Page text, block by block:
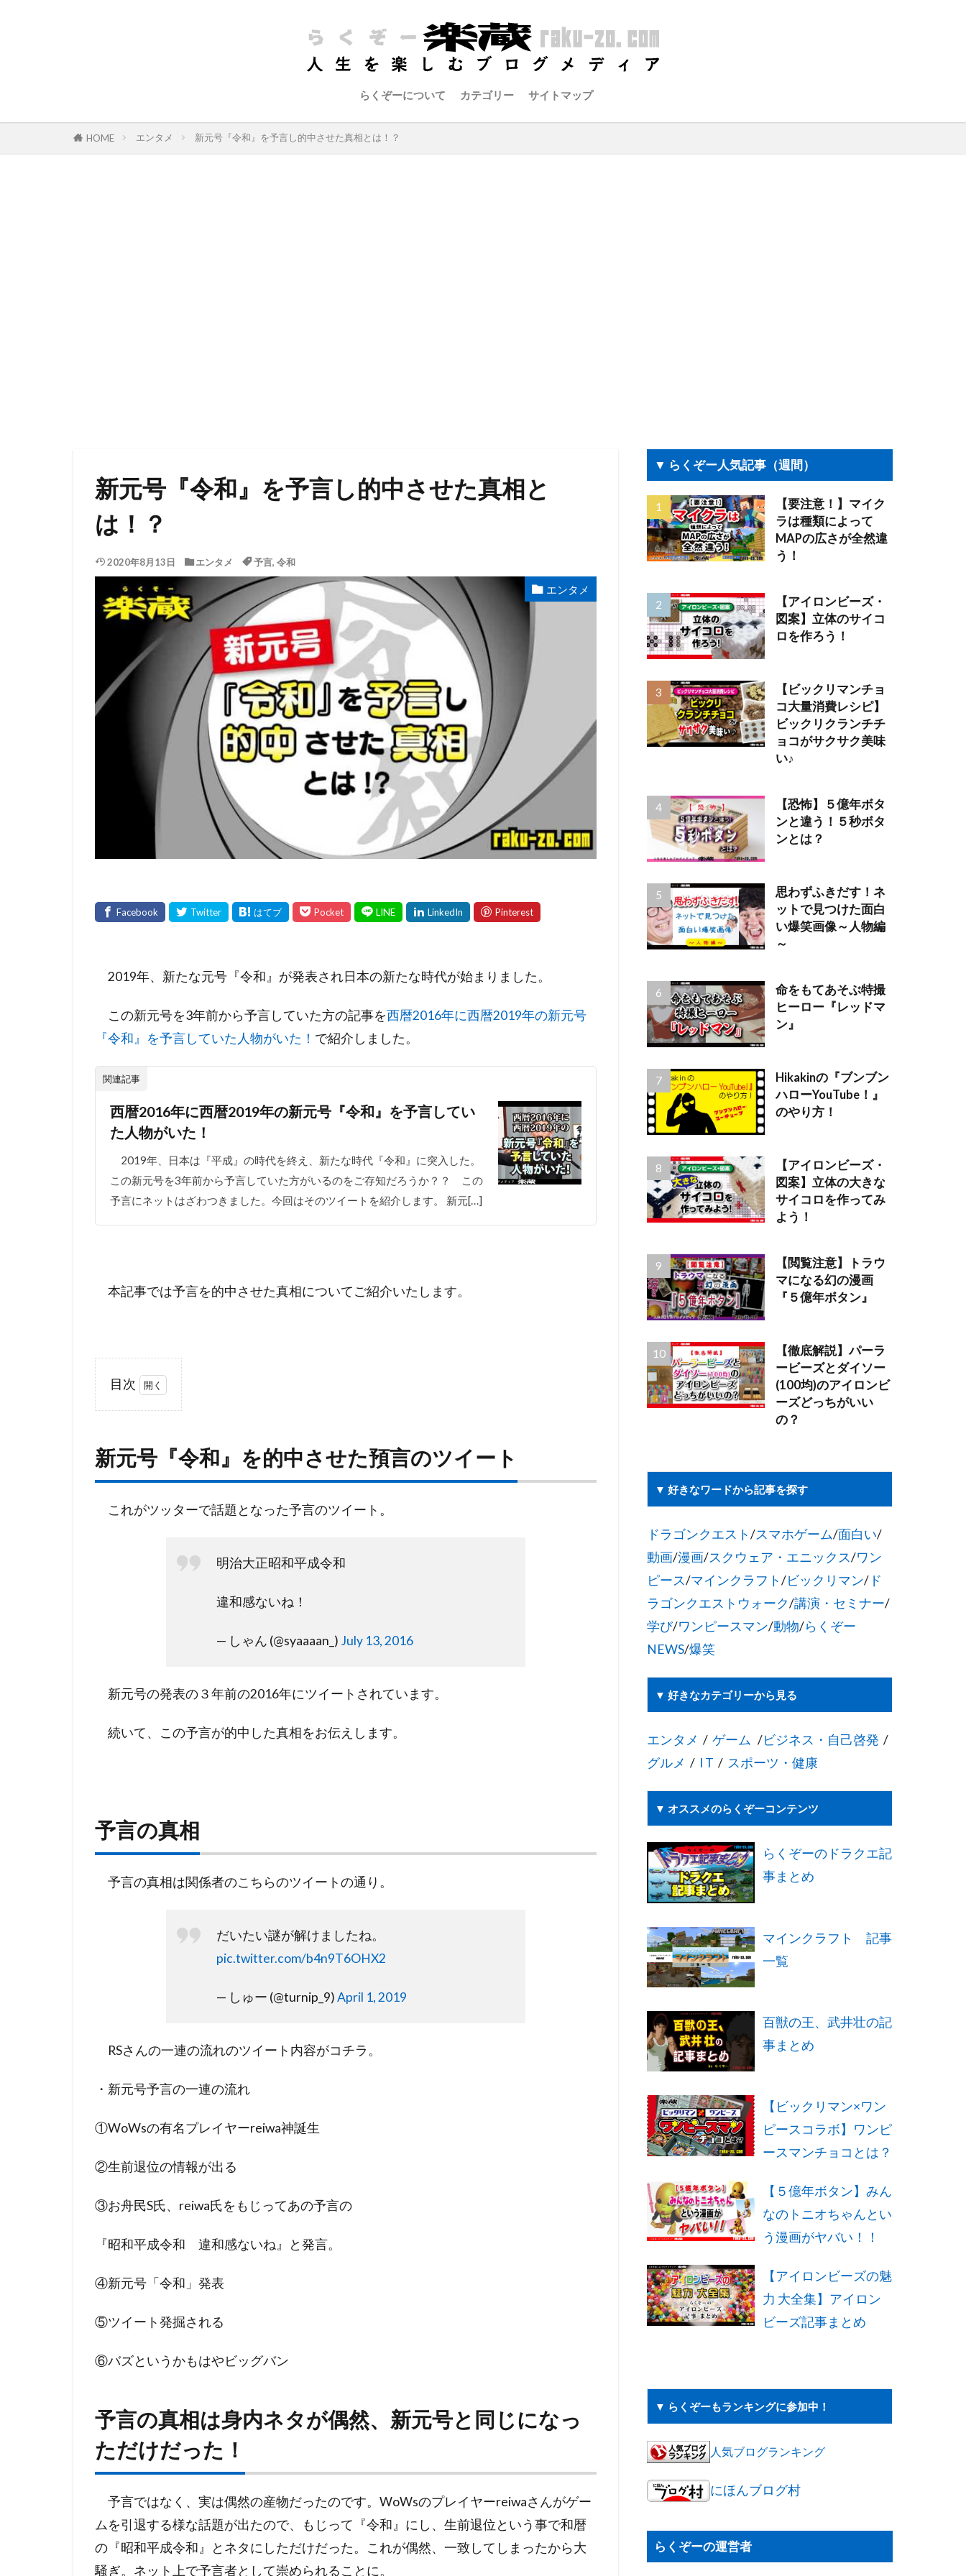
らくぞーについて カテゴリー サイトマップ
HOME エンタメ 新元号『令和』を予言し的中させた真相とは！？
新元号『令和』を予言し的中させた真相と
は！？
2020年8月13日 エンタメ 予言, 令和
エンタメ
2019年、新たな元号『令和』が発表され日本の新たな時代が始まりました。
この新元号を3年前から予言していた方の記事を西暦2016年に西暦2019年の新元号
『令和』を予言していた人物がいた！ で紹介しました。
関連記事
西暦2016年に西暦2019年の新元号『令和』を予言してい
た人物がいた！
2019年、日本は『平成』の時代を終え、新たな時代『令和』に突入した。
この新元号を3年前から予言していた方がいるのをご存知だろうか？？ この
予言にネットはざわつきました。今回はそのツイートを紹介します。 新元[…]
本記事では予言を的中させた真相についてご紹介いたします。
目次
『令
中さ
相
3
が偶
号と
新元号『令和』を的中させた預言のツイート
これがツッターで話題となった予言のツイート。
明治大正昭和平成令和
違和感ないね！
— しゃん (@syaaaan_) July 13, 2016
新元号の発表の３年前の2016年にツイートされています。
続いて、この予言が的中した真相をお伝えします。
予言の真相
予言の真相は関係者のこちらのツイートの通り。
だいたい謎が解けましたね。
pic.twitter.com/b4n9T6OHX2
— しゅー (@turnip_9)April 1, 2019
RSさんの一連の流れのツイート内容がコチラ。
・新元号予言の一連の流れ
①WoWsの有名プレイヤーreiwa神誕生
②生前退位の情報が出る
③お舟民S氏、reiwa氏をもじってあの予言の
『昭和平成令和 違和感ないね』と発言。
④新元号「令和」発表
⑤ツイート発掘される
⑥バズというかもはやビッグバン
予言の真相は身内ネタが偶然、新元号と同じになっ
ただけだった！
予言ではなく、実は偶然の産物だったのです。WoWsのプレイヤーreiwaさんがゲー
ムを引退する様な話題が出たので、もじって『令和』にし、生前退位という事で和暦
の『昭和平成令和』とネタにしただけだった。これが偶然、一致してしまったから大
騒ぎ。ネット上で予言者として崇められることに。
▼ らくぞー人気記事（週間）
【要注意！】マイク
ラは種類によって
MAPの広さが全然違
う！
【アイロンビーズ・
図案】立体のサイコ
ロを作ろう！
【ビックリマンチョ
コ大量消費レシピ】
ビックリクランチチ
ョコがサクサク美味
い♪
【恐怖】５億年ボタ
ンと違う！５秒ボタ
ンとは？
思わずふきだす！ネ
ットで見つけた面白
い爆笑画像～人物編
～
命をもてあそぶ特撮
ヒーロー『レッドマ
ン』
Hikakinの『ブンブン
ハローYouTube！』
のやり方！
【アイロンビーズ・
図案】立体の大きな
サイコロを作ってみ
よう！
【閲覧注意】トラウ
マになる幻の漫画
『５億年ボタン』
【徹底解説】パーラ
ービーズとダイソー
(100均)のアイロンビ
ーズどっちがいい
の？
▼ 好きなワードから記事を探す
ドラゴンクエスト/スマホゲーム/面白い/
動画/漫画/スクウェア・エニックス/ワン
ピース/マインクラフト/ビックリマン/ ド
ラゴンクエストウォーク/講演・セミナー/
学び/ワンピースマン/動物/らくぞー
NEWS/爆笑
▼ 好きなカテゴリーから見る
エンタメ / ゲーム /ビジネス・自己啓発 /
グルメ / I T / スポーツ・健康
▼ オススメのらくぞーコンテンツ
らくぞーのドラクエ記
事まとめ
マインクラフト 記事
一覧
百獣の王、武井壮の記
事まとめ
【ビックリマン×ワン
ピースコラボ】ワンピ
ースマンチョコとは？
【５億年ボタン】みん
なのトニオちゃんとい
う漫画がヤバい！！
【アイロンビーズの魅
力 大全集】アイロン
ビーズ記事まとめ
▼ らくぞーもランキングに参加中！
人気ブログランキング
にほんブログ村
らくぞーの運営者